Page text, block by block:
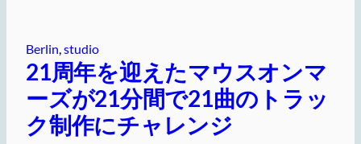
Berlin, studio
21周年を迎えたマウスオンマ
ーズが21分間で21曲のトラッ
ク制作にチャレンジ